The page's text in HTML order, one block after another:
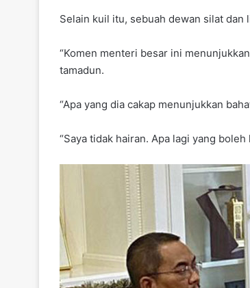
Selain kuil itu, sebuah dewan silat
“Komen menteri besar ini
tamadun.
“Apa yang dia cakap menunjukkan
“Saya tidak hairan. Apa lagi yang